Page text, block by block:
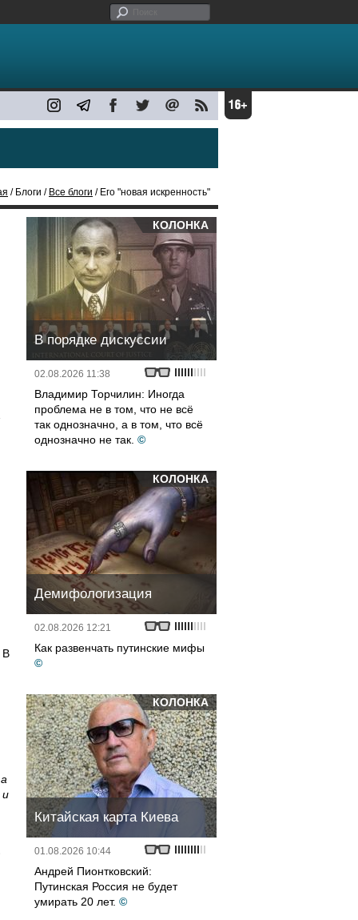
/ Блоги / Все блоги / Его "новая искренность"
В
и
КОЛОНКА
В порядке дискуссии
02.08.2026 11:38
Владимир Торчилин: Иногда
проблема не в том, что не всё
так однозначно, а в том, что всё
однозначно не так. ©
КОЛОНКА
Демифологизация
02.08.2026 12:21
Как развенчать путинские мифы
©
КОЛОНКА
Китайская карта Киева
01.08.2026 10:44
Андрей Пионтковский:
Путинская Россия не будет
умирать 20 лет. ©